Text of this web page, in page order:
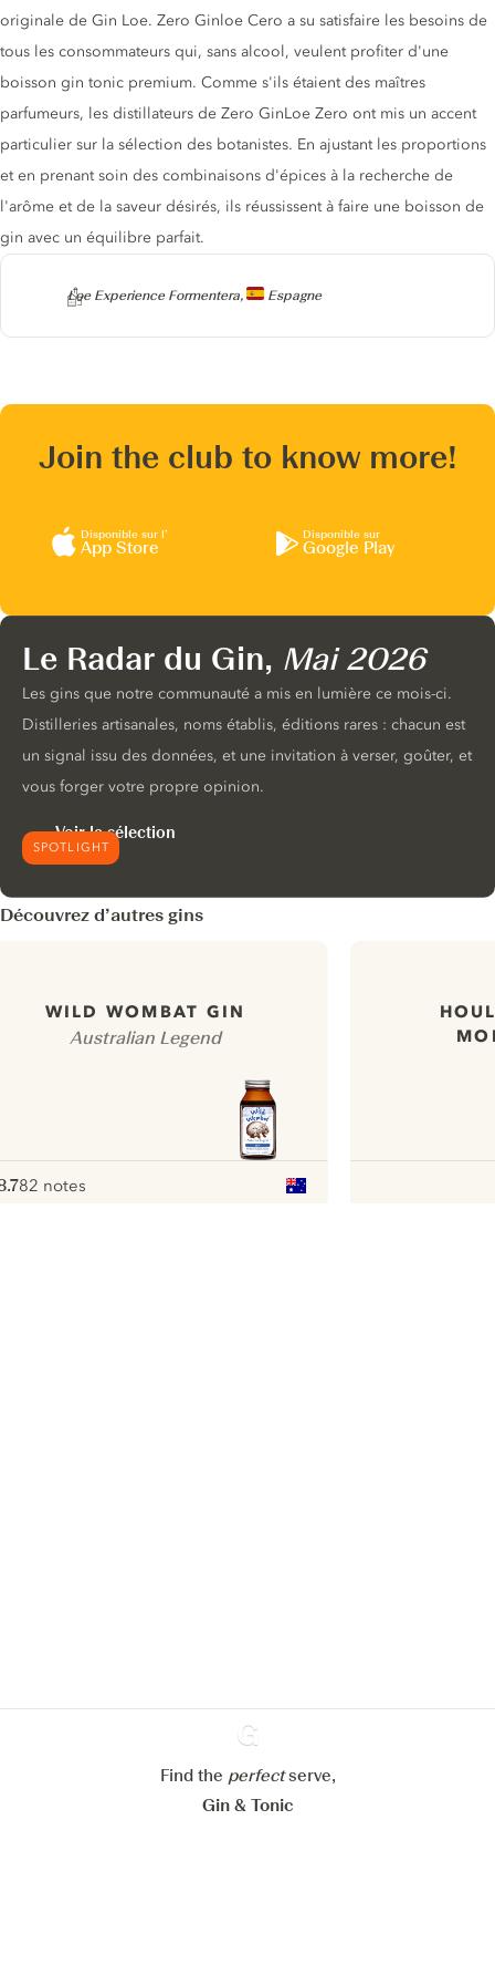
Producteur
Loe Experience Formentera, Espagne
originale de Gin Loe. Zero Ginloe Cero a su satisfaire les besoins de
tous les consommateurs qui, sans alcool, veulent profiter d'une
boisson gin tonic premium. Comme s'ils étaient des maîtres
parfumeurs, les distillateurs de Zero GinLoe Zero ont mis un accent
particulier sur la sélection des botanistes. En ajustant les proportions
et en prenant soin des combinaisons d'épices à la recherche de
l'arôme et de la saveur désirés, ils réussissent à faire une boisson de
gin avec un équilibre parfait.
Join the club to know more!
Disponible sur l’
App Store
Disponible sur
Google Play
SPOTLIGHT
Le Radar du Gin, Mai 2026
Les gins que notre communauté a mis en lumière ce mois-ci.
Distilleries artisanales, noms établis, éditions rares : chacun est
un signal issu des données, et une invitation à verser, goûter, et
vous forger votre propre opinion.
Voir la sélection
Découvrez d’autres gins
WILD WOMBAT GIN
Australian Legend
82 notes
Ginventory
Find the perfectserve,
Gin & Tonic